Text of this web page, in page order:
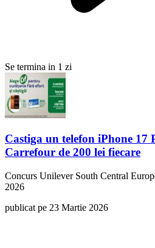
Se termina in 1 zi
Castiga un telefon iPhone 17
Carrefour de 200 lei fiecare
Concurs Unilever South Central
2026
publicat pe 23 Martie 2026